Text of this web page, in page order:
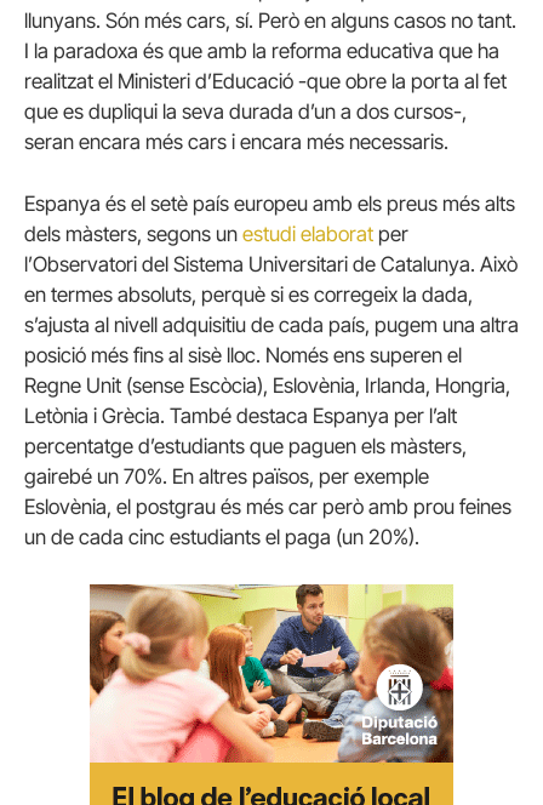
llunyans. Són més cars, sí. Però en alguns casos no tant.
I la paradoxa és que amb la reforma educativa que ha
realitzat el Ministeri d’Educació -que obre la porta al fet
que es dupliqui la seva durada d’un a dos cursos-,
seran encara més cars i encara més necessaris.
Espanya és el setè país europeu amb els preus més alts
dels màsters, segons un estudi elaborat per
l’Observatori del Sistema Universitari de Catalunya. Això
en termes absoluts, perquè si es corregeix la dada,
s’ajusta al nivell adquisitiu de cada país, pugem una altra
posició més fins al sisè lloc. Només ens superen el
Regne Unit (sense Escòcia), Eslovènia, Irlanda, Hongria,
Letònia i Grècia. També destaca Espanya per l’alt
percentatge d’estudiants que paguen els màsters,
gairebé un 70%. En altres països, per exemple
Eslovènia, el postgrau és més car però amb prou feines
un de cada cinc estudiants el paga (un 20%).